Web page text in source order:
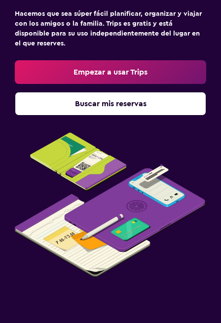
Hacemos que sea súper fácil planificar, organizar y viajar
con los amigos o la familia. Trips es gratis y está
disponible para su uso independientemente del lugar en
el que reserves.
Empezar a usar Trips
Buscar mis reservas